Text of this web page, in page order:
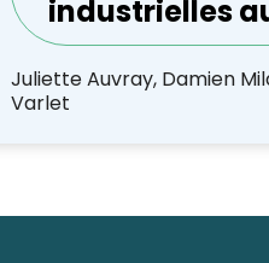
industrielles
Juliette Auvray, Damien
Varlet